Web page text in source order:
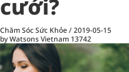
cưới?
Chăm Sóc Sức Khỏe/2019-05-15
by Watsons Vietnam 13742